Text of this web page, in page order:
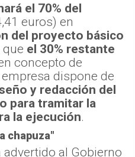
el 70% del
euros) en
del proyecto básico
que el 30% restante
concepto de
empresa dispone de
y redacción del
para tramitar la
la ejecución.
chapuza"
advertido al Gobierno